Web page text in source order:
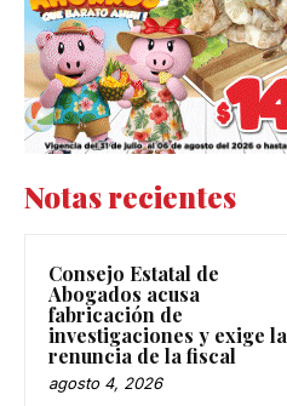
Notas recientes
Consejo Estatal de
Abogados acusa
fabricación de
investigaciones y exige la
renuncia de la fiscal
agosto 4, 2026